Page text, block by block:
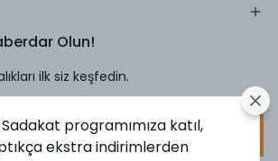
Olun!
ilk siz keşfedin.
programımıza katıl,
ekstra indirimlerden